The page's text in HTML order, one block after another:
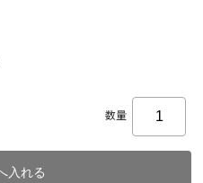
数量